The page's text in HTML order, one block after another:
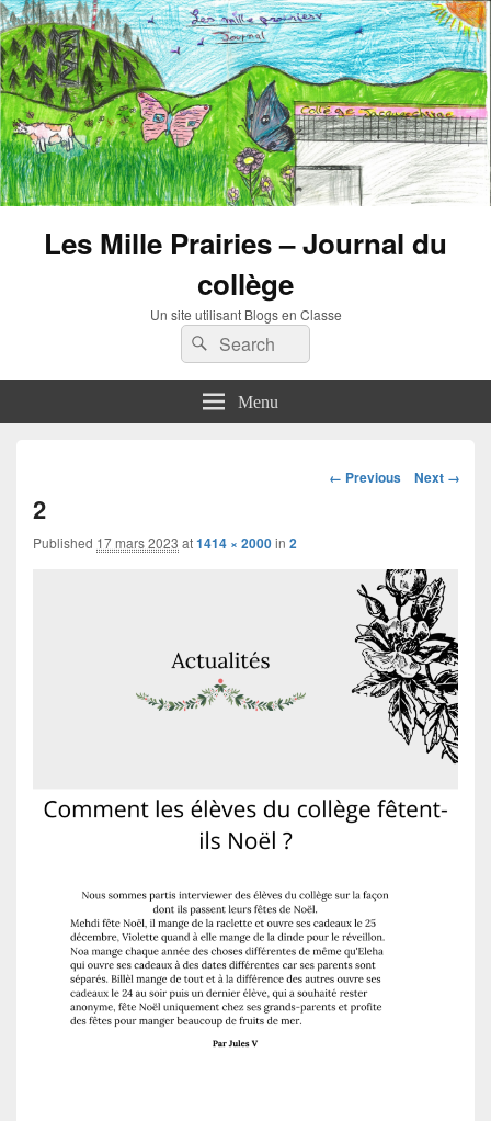
Les Mille Prairies – Journal du
collège
Un site utilisant Blogs en Classe
Search
for:
Search
Menu
Image
← Previous Next →
2
Published 17 mars 2023 at1414 × 2000in 2